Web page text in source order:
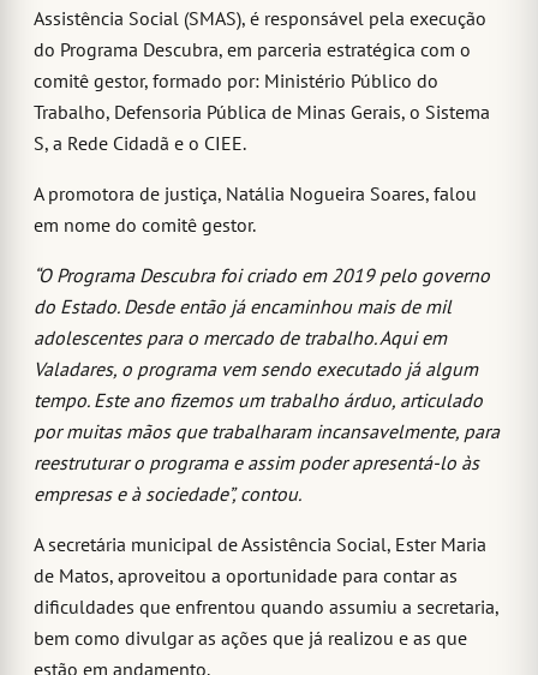
Assistência Social (SMAS), é responsável pela execução
do Programa Descubra, em parceria estratégica com o
comitê gestor, formado por: Ministério Público do
Trabalho, Defensoria Pública de Minas Gerais, o Sistema
S, a Rede Cidadã e o CIEE.
A promotora de justiça, Natália Nogueira Soares, falou
em nome do comitê gestor.
“O Programa Descubra foi criado em 2019 pelo governo
do Estado. Desde então já encaminhou mais de mil
adolescentes para o mercado de trabalho. Aqui em
Valadares, o programa vem sendo executado já algum
tempo. Este ano fizemos um trabalho árduo, articulado
por muitas mãos que trabalharam incansavelmente, para
reestruturar o programa e assim poder apresentá-lo às
empresas e à sociedade”, contou.
A secretária municipal de Assistência Social, Ester Maria
de Matos, aproveitou a oportunidade para contar as
dificuldades que enfrentou quando assumiu a secretaria,
bem como divulgar as ações que já realizou e as que
estão em andamento.